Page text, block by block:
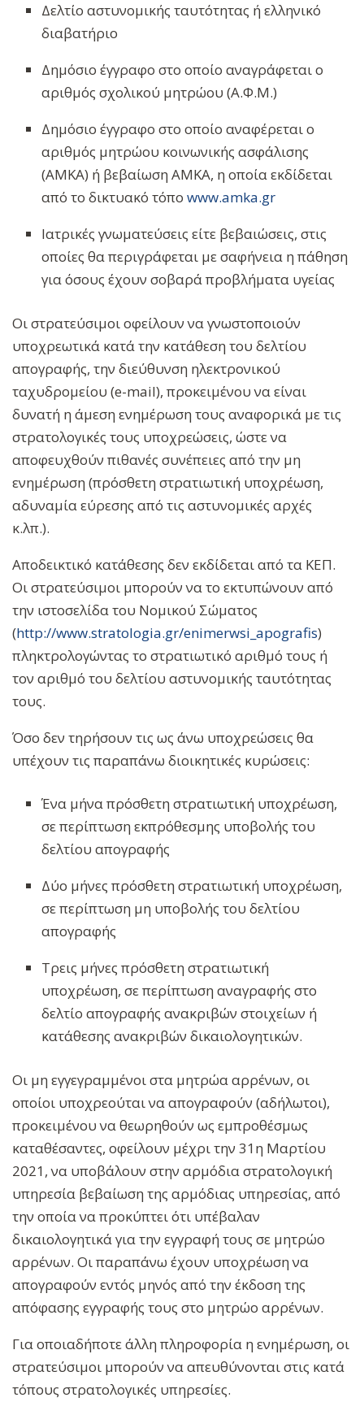
Δελτίο αστυνομικής ταυτότητας ή ελληνικό
διαβατήριο
Δημόσιο έγγραφο στο οποίο αναγράφεται ο
αριθμός σχολικού μητρώου (Α.Φ.Μ.)
Δημόσιο έγγραφο στο οποίο αναφέρεται ο
αριθμός μητρώου κοινωνικής ασφάλισης
(ΑΜΚΑ) ή βεβαίωση ΑΜΚΑ, η οποία εκδίδεται
από το δικτυακό τόποwww.amka.gr
Ιατρικές γνωματεύσεις είτε βεβαιώσεις, στις
οποίες θα περιγράφεται με σαφήνεια η πάθηση
για όσους έχουν σοβαρά προβλήματα υγείας
Οι στρατεύσιμοι οφείλουν να γνωστοποιούν
υποχρεωτικά κατά την κατάθεση του δελτίου
απογραφής, την διεύθυνση ηλεκτρονικού
ταχυδρομείου (e-mail), προκειμένου να είναι
δυνατή η άμεση ενημέρωση τους αναφορικά με τις
στρατολογικές τους υποχρεώσεις, ώστε να
αποφευχθούν πιθανές συνέπειες από την μη
ενημέρωση (πρόσθετη στρατιωτική υποχρέωση,
αδυναμία εύρεσης από τις αστυνομικές αρχές
κ.λπ.).
Αποδεικτικό κατάθεσης δεν εκδίδεται από τα ΚΕΠ.
Οι στρατεύσιμοι μπορούν να το εκτυπώνουν από
την ιστοσελίδα του Νομικού Σώματος
(http://www.stratologia.gr/enimerwsi_apografis)
πληκτρολογώντας το στρατιωτικό αριθμό τους ή
τον αριθμό του δελτίου αστυνομικής ταυτότητας
τους.
Όσο δεν τηρήσουν τις ως άνω υποχρεώσεις θα
υπέχουν τις παραπάνω διοικητικές κυρώσεις:
Ένα μήνα πρόσθετη στρατιωτική υποχρέωση,
σε περίπτωση εκπρόθεσμης υποβολής του
δελτίου απογραφής
Δύο μήνες πρόσθετη στρατιωτική υποχρέωση,
σε περίπτωση μη υποβολής του δελτίου
απογραφής
Τρεις μήνες πρόσθετη στρατιωτική
υποχρέωση, σε περίπτωση αναγραφής στο
δελτίο απογραφής ανακριβών στοιχείων ή
κατάθεσης ανακριβών δικαιολογητικών.
Οι μη εγγεγραμμένοι στα μητρώα αρρένων, οι
οποίοι υποχρεούται να απογραφούν (αδήλωτοι),
προκειμένου να θεωρηθούν ως εμπροθέσμως
καταθέσαντες, οφείλουν μέχρι την 31η Μαρτίου
2021, να υποβάλουν στην αρμόδια στρατολογική
υπηρεσία βεβαίωση της αρμόδιας υπηρεσίας, από
την οποία να προκύπτει ότι υπέβαλαν
δικαιολογητικά για την εγγραφή τους σε μητρώο
αρρένων. Οι παραπάνω έχουν υποχρέωση να
απογραφούν εντός μηνός από την έκδοση της
απόφασης εγγραφής τους στο μητρώο αρρένων.
Για οποιαδήποτε άλλη πληροφορία η ενημέρωση, οι
στρατεύσιμοι μπορούν να απευθύνονται στις κατά
τόπους στρατολογικές υπηρεσίες.